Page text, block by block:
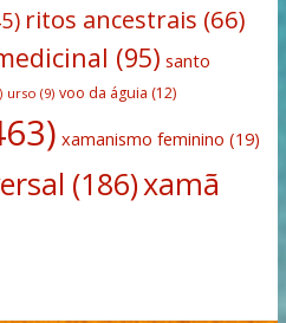
ritos ancestrais (66)
(95) santo
urso (9) voo da águia (12)
xamanismo feminino (19)
(186)xamã